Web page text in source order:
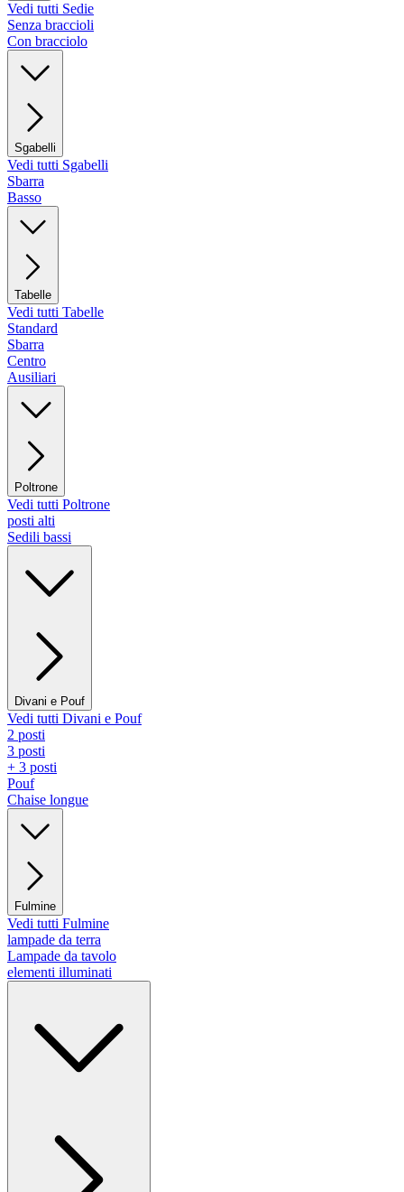
Vedi tutti Sedie
Senza braccioli
Con bracciolo
Sgabelli
Vedi tutti Sgabelli
Sbarra
Basso
Tabelle
Vedi tutti Tabelle
Standard
Sbarra
Centro
Ausiliari
Poltrone
Vedi tutti Poltrone
posti alti
Sedili bassi
Divani e Pouf
Vedi tutti Divani e Pouf
2 posti
3 posti
+ 3 posti
Pouf
Chaise longue
Fulmine
Vedi tutti Fulmine
lampade da terra
Lampade da tavolo
elementi illuminati